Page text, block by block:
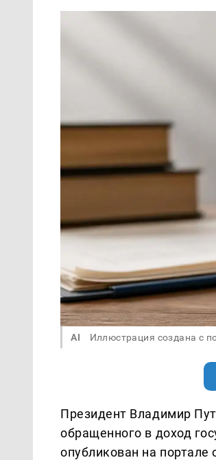
AI Иллюстрация создана с
Президент Владимир
обращенного в доход
опубликован на